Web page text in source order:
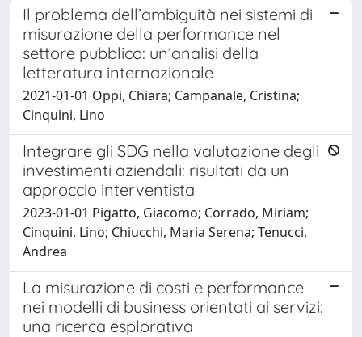
Il problema dell’ambiguità nei sistemi di
misurazione della performance nel
settore pubblico: un’analisi della
letteratura internazionale
2021-01-01 Oppi, Chiara; Campanale, Cristina;
Cinquini, Lino
Integrare gli SDG nella valutazione degli
investimenti aziendali: risultati da un
approccio interventista
2023-01-01 Pigatto, Giacomo; Corrado, Miriam;
Cinquini, Lino; Chiucchi, Maria Serena; Tenucci,
Andrea
La misurazione di costi e performance
nei modelli di business orientati ai servizi:
una ricerca esplorativa